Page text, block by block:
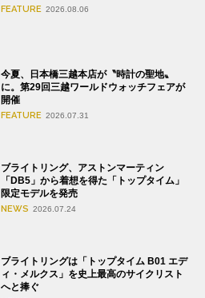
FEATURE 2026.08.06
今夏、日本橋三越本店が〝時計の聖地〟
に。第29回三越ワールドウォッチフェアが
開催
FEATURE 2026.07.31
ブライトリング、アストンマーティン
「DB5」から着想を得た「トップタイム」
限定モデルを発売
NEWS 2026.07.24
ブライトリングは「トップタイム B01 エデ
ィ・メルクス」を史上最高のサイクリスト
へと捧ぐ